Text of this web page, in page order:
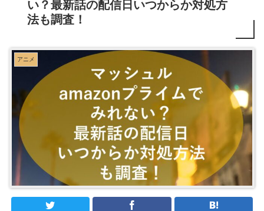
い？最新話の配信日いつからか対処方
法も調査！
アニメ